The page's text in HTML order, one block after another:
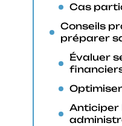
Cas
Conseils
préparer
Évaluer
Anticiper